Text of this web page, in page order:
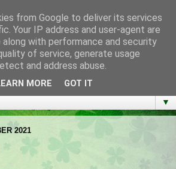
hjelper deg med å lese gjennom hele
▼
2021
from Google to deliver its services
Your IP address and user-agent are
along with performance and security
of service, generate usage
and address abuse.
MORE GOT IT